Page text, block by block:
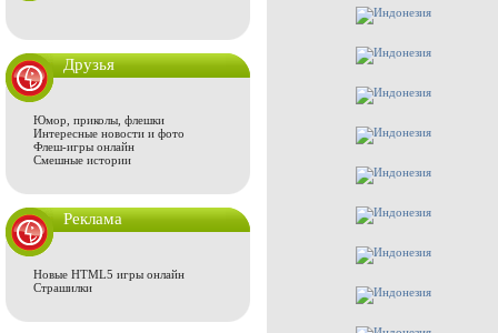
Друзья
Юмор, приколы, флешки
Интересные новости и фото
Флеш-игры онлайн
Смешные истории
Реклама
Новые HTML5 игры онлайн
Страшилки